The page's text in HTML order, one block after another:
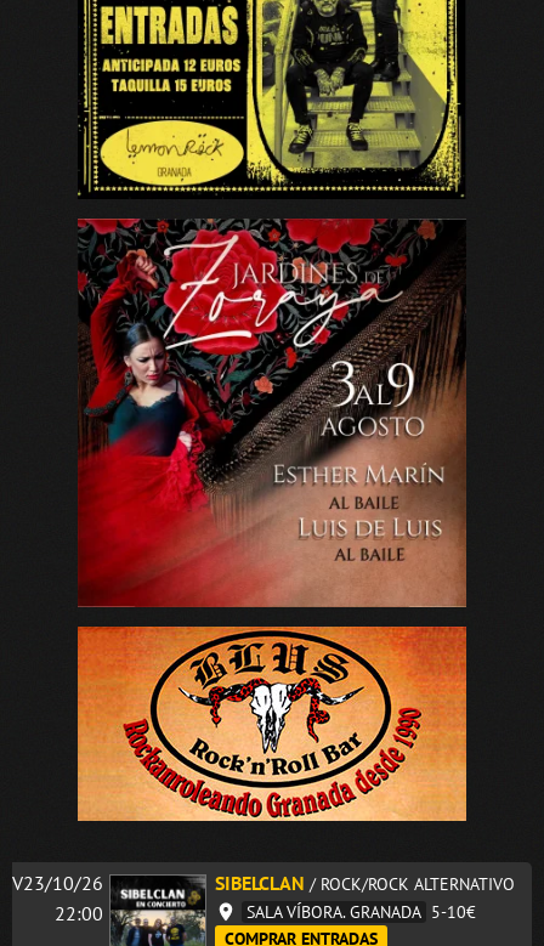
V23/10/26
22:00
SIBELCLAN / ROCK/ROCK ALTERNATIVO
SALA VÍBORA. GRANADA 5-10€
COMPRAR ENTRADAS